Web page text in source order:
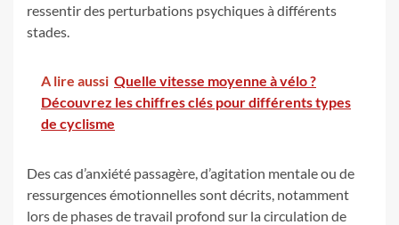
ressentir des perturbations psychiques à différents
stades.
A lire aussi Quelle vitesse moyenne à vélo ?
Découvrez les chiffres clés pour différents types
de cyclisme
Des cas d’anxiété passagère, d’agitation mentale ou de
ressurgences émotionnelles sont décrits, notamment
lors de phases de travail profond sur la circulation de